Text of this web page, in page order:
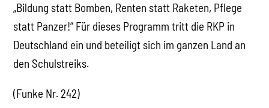
„Bildung statt Bomben, Renten statt Raketen, Pflege
statt Panzer!“ Für dieses Programm tritt die RKP in
Deutschland ein und beteiligt sich im ganzen Land an
den Schulstreiks.
(Funke Nr. 242)